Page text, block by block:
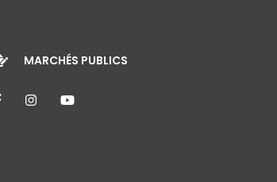
MARCHÉS PUBLICS
Lien vers le compte Facebook
Lien vers le compte Instagram
Lien vers la chaîne Youtube